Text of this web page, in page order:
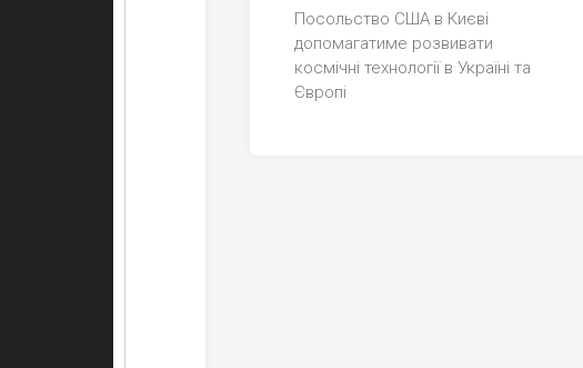
Посольство США в Києві
допомагатиме розвивати
космічні технології в Україні та
Європі